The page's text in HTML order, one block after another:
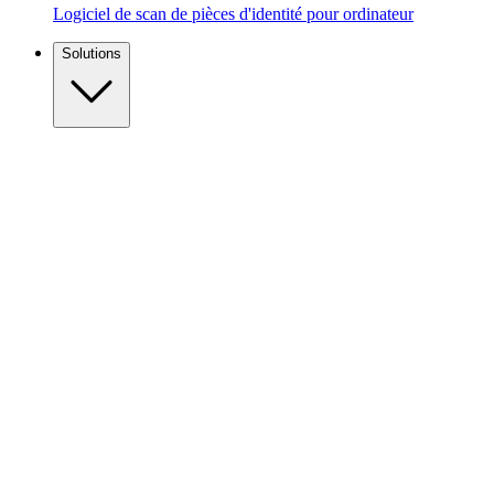
Logiciel de scan de pièces d'identité pour ordinateur
Solutions